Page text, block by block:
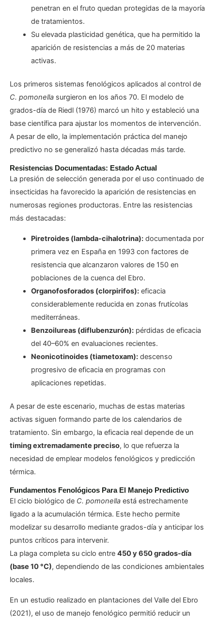
penetran en el fruto quedan protegidas de la mayoría
de tratamientos.
Su elevada plasticidad genética, que ha permitido la
aparición de resistencias a más de 20 materias
activas.
Los primeros sistemas fenológicos aplicados al control de
C. pomonella surgieron en los años 70. El modelo de
grados-día de Riedl (1976) marcó un hito y estableció una
base científica para ajustar los momentos de intervención.
A pesar de ello, la implementación práctica del manejo
predictivo no se generalizó hasta décadas más tarde.
Resistencias Documentadas: Estado Actual
La presión de selección generada por el uso continuado de
insecticidas ha favorecido la aparición de resistencias en
numerosas regiones productoras. Entre las resistencias
más destacadas:
Piretroides (lambda-cihalotrina):documentada por
primera vez en España en 1993 con factores de
resistencia que alcanzaron valores de 150 en
poblaciones de la cuenca del Ebro.
Organofosforados (clorpirifos):eficacia
considerablemente reducida en zonas frutícolas
mediterráneas.
Benzoilureas (diflubenzurón):pérdidas de eficacia
del 40–60% en evaluaciones recientes.
Neonicotinoides (tiametoxam):descenso
progresivo de eficacia en programas con
aplicaciones repetidas.
A pesar de este escenario, muchas de estas materias
activas siguen formando parte de los calendarios de
tratamiento. Sin embargo, la eficacia real depende de un
timing extremadamente preciso, lo que refuerza la
necesidad de emplear modelos fenológicos y predicción
térmica.
Fundamentos Fenológicos Para El Manejo Predictivo
El ciclo biológico de C. pomonella está estrechamente
ligado a la acumulación térmica. Este hecho permite
modelizar su desarrollo mediante grados-día y anticipar los
puntos críticos para intervenir.
La plaga completa su ciclo entre 450 y 650 grados-día
(base 10 °C), dependiendo de las condiciones ambientales
locales.
En un estudio realizado en plantaciones del Valle del Ebro
(2021), el uso de manejo fenológico permitió reducir un